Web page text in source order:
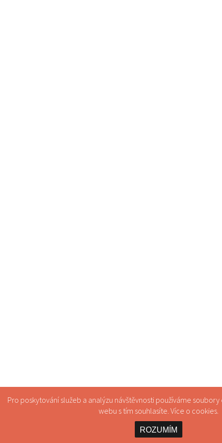
Pro poskytování služeb a analýzu návštěvnosti používáme
webu s tím souhlasíte. Více o cookies.
ROZUMÍM